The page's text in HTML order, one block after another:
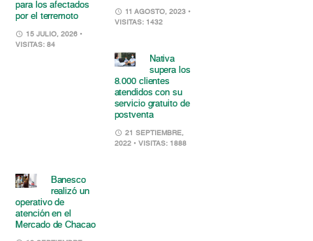
para los afectados
por el terremoto
15 JULIO, 2026 •
VISITAS: 84
11 AGOSTO, 2023 •
VISITAS: 1432
Nativa
supera los
8.000 clientes
atendidos con su
servicio gratuito de
postventa
21 SEPTIEMBRE,
2022 • VISITAS: 1888
Banesco
realizó un
operativo de
atención en el
Mercado de Chacao